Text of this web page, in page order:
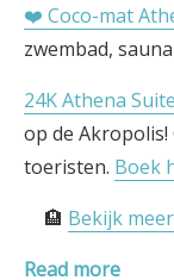
❤️ Coco-mat
zwembad,
24K Athena
op de
toeristen. Boek
🏨 Bekijk
Read more